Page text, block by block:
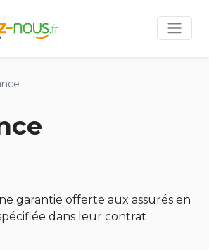
garantie offerte aux assurés en
dans leur contrat